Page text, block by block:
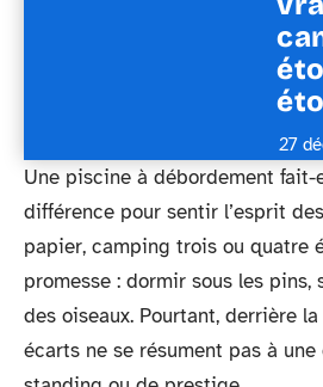
27
Une piscine à débordement
différence pour sentir l’esprit
papier, camping trois ou quatre
promesse : dormir sous les pins,
des oiseaux. Pourtant, derrière
écarts ne se résument pas à